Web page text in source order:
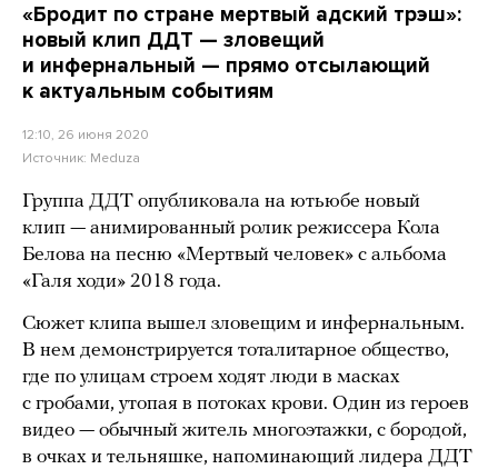
«Бродит по стране мертвый адский трэш»:
новый клип ДДТ — зловещий
и инфернальный — прямо отсылающий
к актуальным событиям
12:10, 26 июня 2020
Источник: Meduza
Группа ДДТ опубликовала на ютьюбе новый
клип — анимированный ролик режиссера Кола
Белова на песню «Мертвый человек» с альбома
«Галя ходи» 2018 года.
Сюжет клипа вышел зловещим и инфернальным.
В нем демонстрируется тоталитарное общество,
где по улицам строем ходят люди в масках
с гробами, утопая в потоках крови. Один из героев
видео — обычный житель многоэтажки, с бородой,
в очках и тельняшке, напоминающий лидера ДДТ